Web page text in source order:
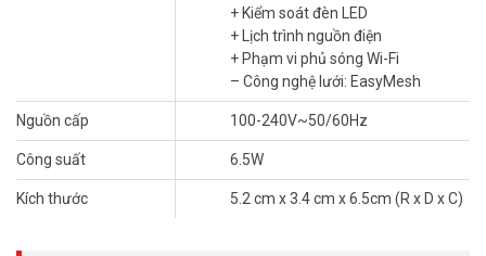
Nhấn nút WPS trên router và nút RE trên RE200 của bạn trong
vòng 2 phút để dễ dàng kết nối với mạng. Sau khi kết nối với router
hiện có, bạn chỉ cần định vị lại RE200 tại bất kỳ vị trí nào để có được
cường độ tín hiệu tốt nhất.
+ Kiểm soát đèn LED
+ Lịch trình nguồn điện
+ Phạm vi phủ sóng Wi-Fi
– Công nghệ lưới: EasyMesh
Nguồn cấp 100-240V~50/60Hz
Công suất 6.5W
Kích thước 5.2 cm x 3.4 cm x 6.5cm (R x D x C)